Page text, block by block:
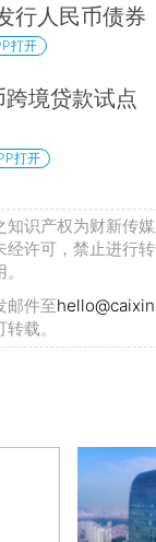
行人民币债券
打开
境贷款试点
打开
知识产权为财新传
经许可，禁止进行
邮件至
载。